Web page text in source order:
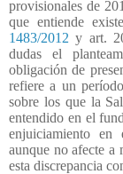
provisionales de
que entiende
1483/2012y art.
dudas el
obligación de
refiere a un
sobre los que la
entendido en el
enjuiciamiento en
aunque no afecte a
esta discrepancia